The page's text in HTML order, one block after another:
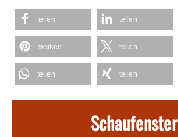
teilen teilen
merken teilen
teilen teilen
Schaufenster